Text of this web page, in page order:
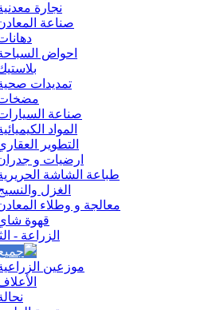
نجارة
صناعة
احواض
تمديدات
صناعة
المواد
التطوير
‏ارضيات و
طباعة الشاشة
الغزل
معالجة و وطلاء
قهوة
الزراعة -
موزعين